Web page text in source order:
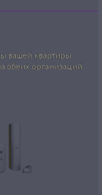
вашей квартиры,
обеих организаций.